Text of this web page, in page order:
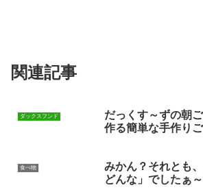
関連記事
ダックスフンド
だっくす～ずの朝
作る簡単な手作りご
食べ物
みかん？それとも
どんな」でしたぁ～